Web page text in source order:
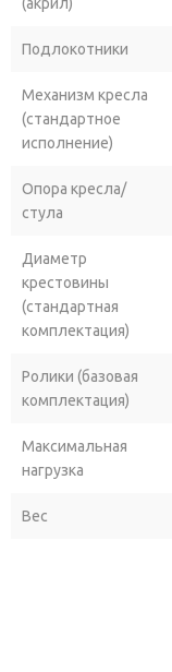
Подлокотники
Механизм кресла
(стандартное
исполнение)
Опора кресла/
стула
Диаметр
крестовины
(стандартная
комплектация)
Ролики (базовая
комплектация)
Максимальная
нагрузка
Вес